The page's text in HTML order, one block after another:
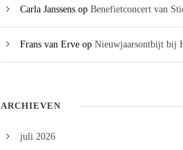
Carla Janssens op Benefietconcert van
Frans van Erve op Nieuwjaarsontbijt bij
ARCHIEVEN
juli 2026